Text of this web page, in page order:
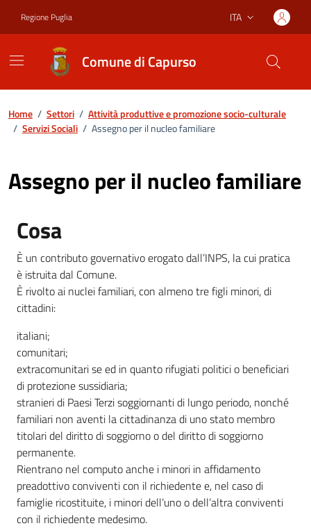
Regione Puglia Lingua attiva:
ITA
Comune di Capurso
Home / Settori / Attività produttive e promozione socio-culturale
/ Servizi Sociali / Assegno per il nucleo familiare
Assegno per il nucleo familiare
Cosa
È un contributo governativo erogato dall’INPS, la cui pratica
è istruita dal Comune.
È rivolto ai nuclei familiari, con almeno tre figli minori, di
cittadini:
italiani;
comunitari;
extracomunitari se ed in quanto rifugiati politici o beneficiari
di protezione sussidiaria;
stranieri di Paesi Terzi soggiornanti di lungo periodo, nonché
familiari non aventi la cittadinanza di uno stato membro
titolari del diritto di soggiorno o del diritto di soggiorno
permanente.
Rientrano nel computo anche i minori in affidamento
preadottivo conviventi con il richiedente e, nel caso di
famiglie ricostituite, i minori dell’uno o dell’altra conviventi
con il richiedente medesimo.